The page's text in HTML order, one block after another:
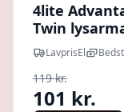
4lite
Twin
30W, 120 cm
LavprisEl
119 kr.
101 kr.